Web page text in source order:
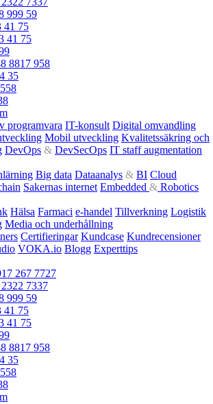
999 59
41 75
41 75
8817 958
35
programvara IT-konsult Digital omvandling
Mobil utveckling Kvalitetssäkring och
DevOps & DevSecOps IT staff augmentation
Big data Dataanalys & BI Cloud
Sakernas internet Embedded & Robotics
Hälsa Farmaci e‑handel Tillverkning Logistik
Media och underhållning
Certifieringar Kundcase Kundrecensioner
VOKA.io Blogg Experttips
267 7727
7337
999 59
41 75
41 75
8817 958
35